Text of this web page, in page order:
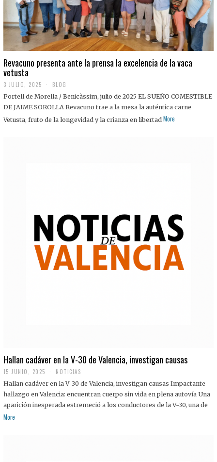
Revacuno presenta ante la prensa la excelencia de la vaca
vetusta
3 JULIO, 2025
J
U
I
BLOG
Portell de Morella / Benicàssim, julio de 2025 EL SUEÑO COMESTIBLE
DE JAIME SOROLLA Revacuno trae a la mesa la auténtica carne
Vetusta, fruto de la longevidad y la crianza en libertad More
Hallan cadáver en la V-30 de Valencia, investigan causas
15 JUNIO, 2025 NOTICIAS
Hallan cadáver en la V-30 de Valencia, investigan causas Impactante
hallazgo en Valencia: encuentran cuerpo sin vida en plena autovía Una
aparición inesperada estremeció a los conductores de la V-30, una de
More